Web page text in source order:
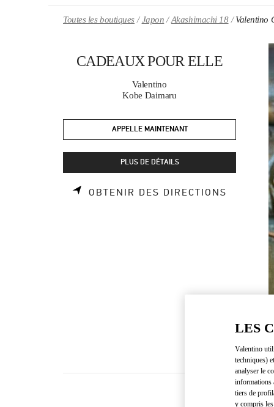
Toutes les boutiques Japon Akashimachi 18 Valentino
CADEAUX POUR ELLE
Valentino
Kobe Daimaru
APPELLE MAINTENANT
PLUS DE DÉTAILS
OBTENIR DES DIRECTIONS LINK
LES
Valentino
techniques)
analyser le
informations
tiers de
y compris